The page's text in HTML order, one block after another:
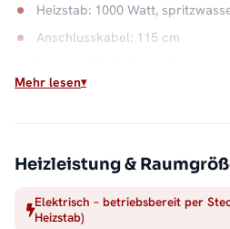
Heizstab: 1000 Watt,
Anschlusskabel: 115 cm
Betrieb macht die Badwärme
offene Seite hält dabei jeden
Stahlkorpus in Anthrazit bleibt ein
Größen und Ausführungen finden
Mehr lesen
Heizleistung &
Elektrisch – betriebsbereit per
Heizstab)